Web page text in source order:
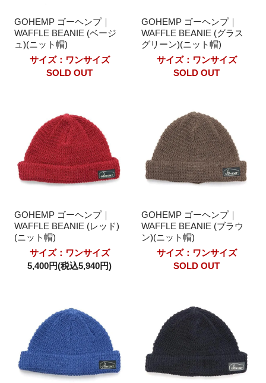
GOHEMP ゴーヘンプ｜
WAFFLE BEANIE (ベージ
ュ)(ニット帽)
サイズ：ワンサイズ
SOLD OUT
GOHEMP ゴーヘンプ｜
WAFFLE BEANIE (グラス
グリーン)(ニット帽)
サイズ：ワンサイズ
SOLD OUT
GOHEMP ゴーヘンプ｜
WAFFLE BEANIE (レッド)
(ニット帽)
サイズ：ワンサイズ
5,400円(税込5,940円)
GOHEMP ゴーヘンプ｜
WAFFLE BEANIE (ブラウ
ン)(ニット帽)
サイズ：ワンサイズ
SOLD OUT